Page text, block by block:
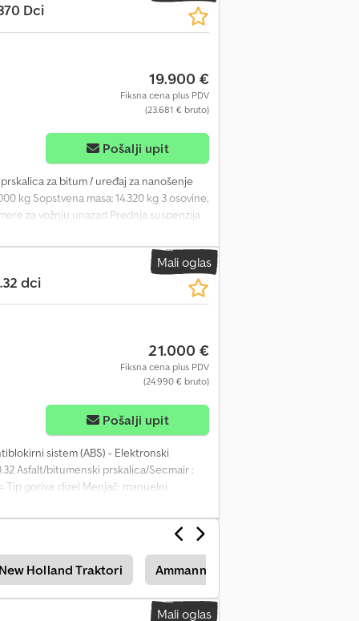
Dci
19.900 €
Fiksna cena plus PDV
(23.681 € bruto)
Pošalji upit
za bitum / uređaj za nanošenje
kg Sopstvena masa: 14.320 kg 3 osovine,
za vožnju unazad Prednja suspenzija
Secmar BCG 500 Godina
Pređena kilometraža: 334.138 km
Mali oglas
dci
21.000 €
Fiksna cena plus PDV
(24.990 € bruto)
Pošalji upit
sistem (ABS) - Elektronski
Asfalt/bitumenski prskalica/Secmair :
goriva: dizel Menjač: manuelni
asfalt Prazna masa: 17.160 kg Nosivost:
New Holland Traktori Ammann Apr 30/50
Mali oglas